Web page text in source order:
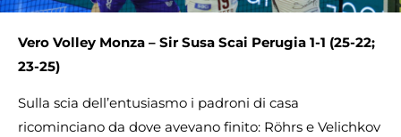
Vero Volley Monza – Sir Susa Scai Perugia 1-1 (25-22;
23-25)
Sulla scia dell’entusiasmo i padroni di casa
ricominciano da dove avevano finito: Röhrs e Velichkov